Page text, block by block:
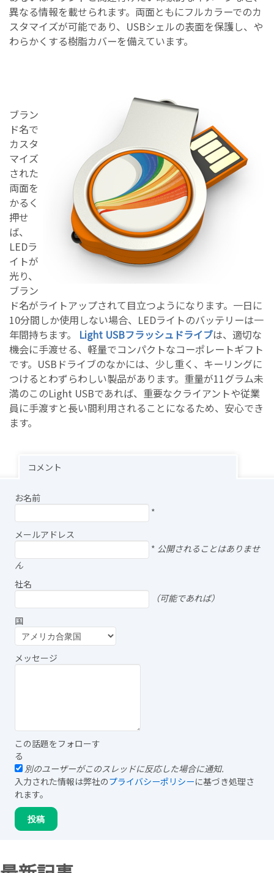
異なる情報を載せられます。両面ともにフルカラーでのカ
スタマイズが可能であり、USBシェルの表面を保護し、や
わらかくする樹脂カバーを備えています。
ブラン
ド名で
カスタ
マイズ
された
両面を
かるく
押せ
ば、
LEDラ
イトが
光り、
ブラン
ド名がライトアップされて目立つようになります。一日に
10分間しか使用しない場合、LEDライトのバッテリーは一
年間持ちます。 Light USBフラッシュドライブは、適切な
機会に手渡せる、軽量でコンパクトなコーポレートギフト
です。USBドライブのなかには、少し重く、キーリングに
つけるとわずらわしい製品があります。重量が11グラム未
満のこのLight USBであれば、重要なクライアントや従業
員に手渡すと長い間利用されることになるため、安心でき
ます。
コメント
お名前
*
メールアドレス
* 公開されることはありませ
ん
社名
（可能であれば）
国
メッセージ
この話題をフォローす
る
別のユーザーがこのスレッドに反応した場合に通知.
入力された情報は弊社のプライバシーポリシーに基づき処理さ
れます。